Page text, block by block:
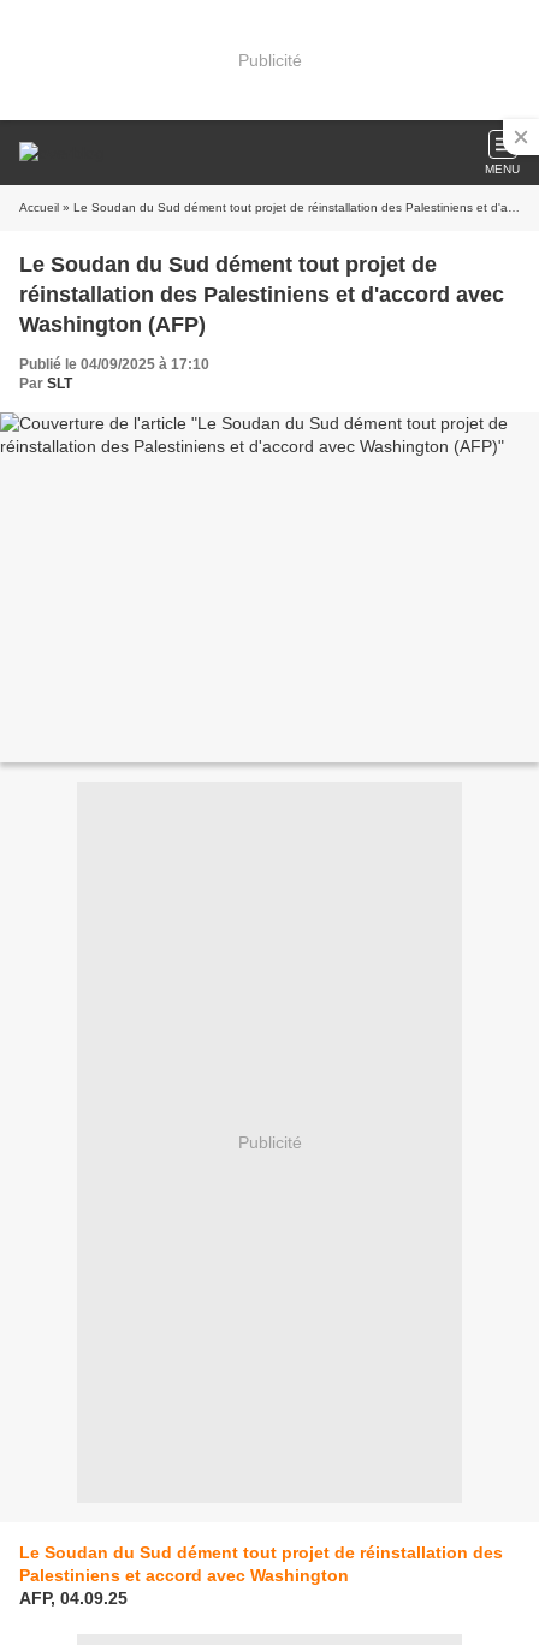
Publicité
MENU
Accueil » Le Soudan du Sud dément tout projet de réinstallation des Palestiniens et d'accord avec Washington (AFP)
Le Soudan du Sud dément tout projet de
réinstallation des Palestiniens et d'accord avec
Washington (AFP)
Publié le 04/09/2025 à 17:10
Par SLT
Publicité
Le Soudan du Sud dément tout projet de réinstallation des
Palestiniens et accord avec Washington
AFP, 04.09.25